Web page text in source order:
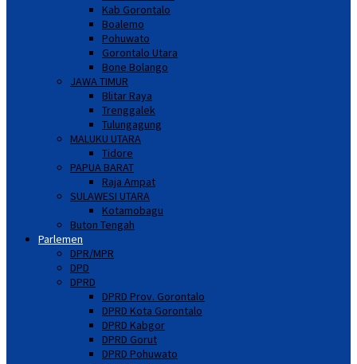
Kab Gorontalo
Boalemo
Pohuwato
Gorontalo Utara
Bone Bolango
JAWA TIMUR
Blitar Raya
Trenggalek
Tulungagung
MALUKU UTARA
Tidore
PAPUA BARAT
Raja Ampat
SULAWESI UTARA
Kotamobagu
Buton Tengah
Parlemen
DPR/MPR
DPD
DPRD
DPRD Prov. Gorontalo
DPRD Kota Gorontalo
DPRD Kabgor
DPRD Gorut
DPRD Pohuwato